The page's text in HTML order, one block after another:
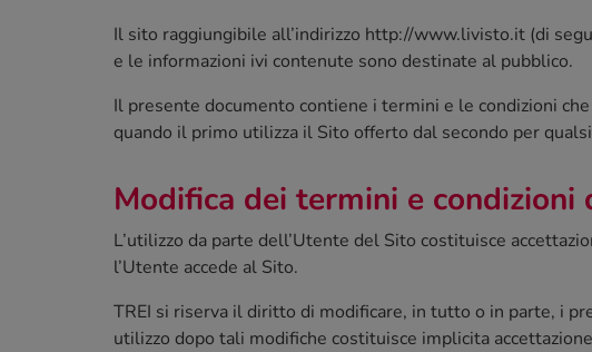
Il sito raggiungibile all’indirizzo http://www.livisto.it (di
e le informazioni ivi contenute sono destinate al pubblico.
Il presente documento contiene i termini e le condizioni
quando il primo utilizza il Sito offerto dal secondo per
Modifica dei termini e
L’utilizzo da parte dell’Utente del Sito costituisce
l’Utente accede al Sito.
TREI si riserva il diritto di modificare, in tutto o in parte, i
utilizzo dopo tali modifiche costituisce implicita